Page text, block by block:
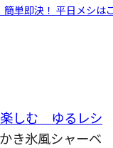
単即決！ 平日メシは
しむ ゆるレシ
き氷風シャーベ